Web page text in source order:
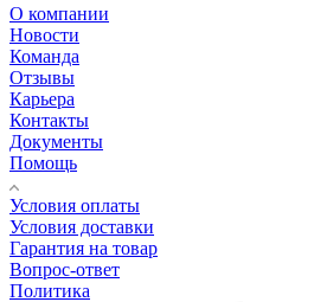
О компании
Новости
Команда
Отзывы
Карьера
Контакты
Документы
Помощь
Условия оплаты
Условия доставки
Гарантия на товар
Вопрос-ответ
Политика